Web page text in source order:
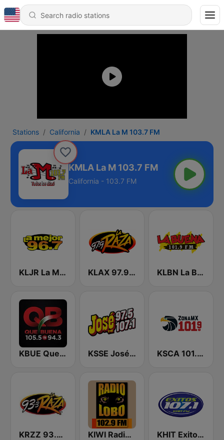
Stations California KMLA La M 103.7 FM
KMLA La M 103.7 FM
California - 103.7 FM
KLJR La Mejor 96.7 FM KLAX 97.9 La Raza FM KLBN La Buena 101.9 FM
KBUE Que Buena 105.5 / 94.3 FM (US Only) KSSE José 97.5 y 107.1 KSCA 101.9 Los Angeles FM (US Only)
KRZZ 93.3 La Raza FM KIWI Radio Lobo 102.9 FM KHIT Exitos 107.1 FM